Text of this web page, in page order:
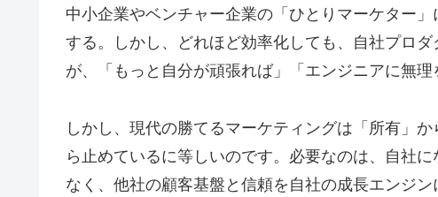
中小企業やベンチャー企業の「ひとりマーケター
する。しかし、どれほど効率化しても、自社プロ
が、「もっと自分が頑張れば」「エンジニアに無理
しかし、現代の勝てるマーケティングは「所有」
ら止めているに等しいのです。必要なのは、自社
なく、他社の顧客基盤と信頼を自社の成長エンジン